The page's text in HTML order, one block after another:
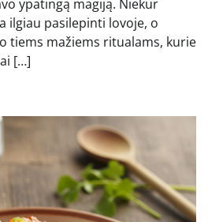
ypatingą magiją. Niekur
ilgiau pasilepinti lovoje, o
tiems mažiems ritualams, kurie
[…]